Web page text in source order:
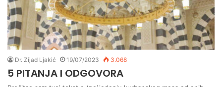
Dr. Zijad Ljakić 19/07/2023 3.068
5 PITANJA I ODGOVORA